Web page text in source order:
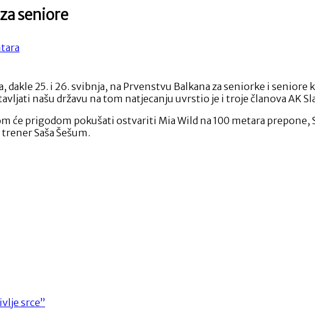
seniore
Troje
na
Prvenstvu
Balkana
za
seniore
25. i 26. svibnja, na Prvenstvu Balkana za seniorke i
našu državu na tom natjecanju uvrstio je i troje članova AK
prigodom pokušati ostvariti Mia Wild na 100 metara prepone,
Saša Šešum.
srce”